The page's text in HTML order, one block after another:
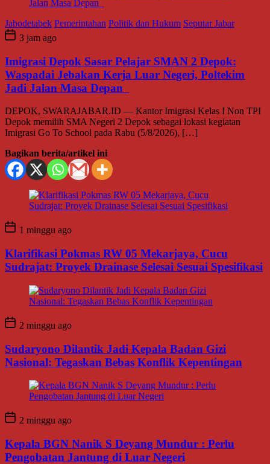
Jabodetabek Pemerintahan Politik dan Hukum Seputar Jabar
3 jam ago
Imigrasi Depok Sasar Pelajar SMAN 2 Depok:
Waspadai Jebakan Kerja Luar Negeri, Poltekim
Jadi Jalan Masa Depan
DEPOK, SWARAJABAR.ID — Kantor Imigrasi Kelas I Non TPI
Depok memilih SMA Negeri 2 Depok sebagai lokasi kegiatan
Imigrasi Go To School pada Rabu (5/8/2026), […]
Bagikan berita/artikel ini
1 minggu ago
Klarifikasi Pokmas RW 05 Mekarjaya, Cucu
Sudrajat: Proyek Drainase Selesai Sesuai Spesifikasi
2 minggu ago
Sudaryono Dilantik Jadi Kepala Badan Gizi
Nasional: Tegaskan Bebas Konflik Kepentingan
2 minggu ago
Kepala BGN Nanik S Deyang Mundur : Perlu
Pengobatan Jantung di Luar Negeri